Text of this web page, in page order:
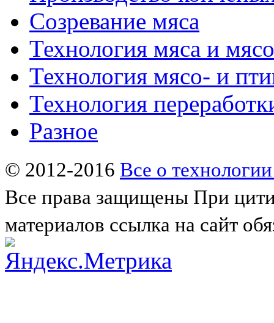
Созревание мяса
Технология мяса и
Технология мясо- и
Технология
Разное
© 2012-2016 Все о
Все права защищены При
материалов ссылка на сайт